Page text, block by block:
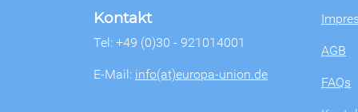
Kontakt
Tel: +49 (0)30 - 921014001
E-Mail: info(at)europa-union.de
AGB
FAQs